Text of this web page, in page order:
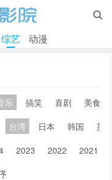

综艺 动漫
乐 搞笑 喜剧
美食
台湾 日本 韩国
英
2023 2022 2021